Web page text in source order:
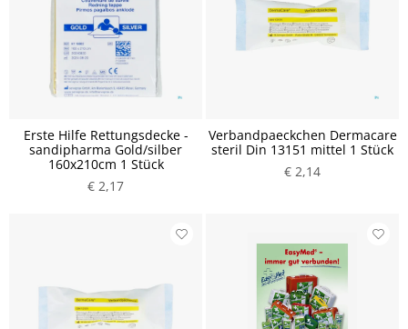
Erste Hilfe Rettungsdecke -
sandipharma Gold/silber
160x210cm 1 Stück
€ 2,17
Verbandpaeckchen Dermacare
steril Din 13151 mittel 1 Stück
€ 2,14